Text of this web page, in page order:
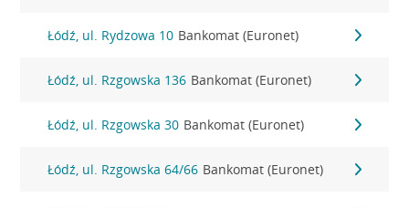
Łódź, ul. Rydzowa 10 Bankomat (Euronet)
Łódź, ul. Rzgowska 136 Bankomat (Euronet)
Łódź, ul. Rzgowska 30 Bankomat (Euronet)
Łódź, ul. Rzgowska 64/66 Bankomat (Euronet)